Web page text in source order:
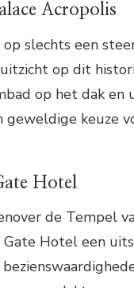
Acropolis
slechts een
op dit
op het dak en
geweldige keuze
Hotel
de Tempel
Hotel een